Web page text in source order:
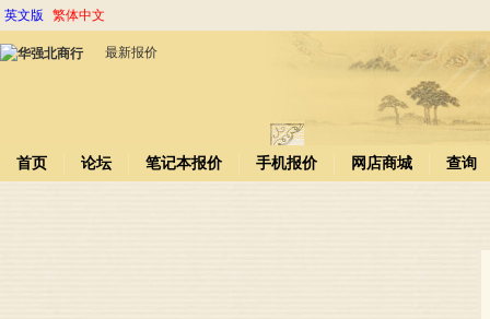
英文版 繁体中文
最新报价
首页 论坛 笔记本报价 手机报价 网店商城 查询